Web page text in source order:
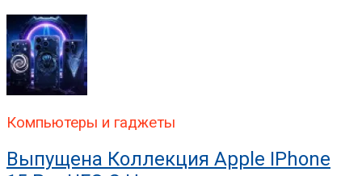
Компьютеры и гаджеты
Выпущена Коллекция Apple IPhone